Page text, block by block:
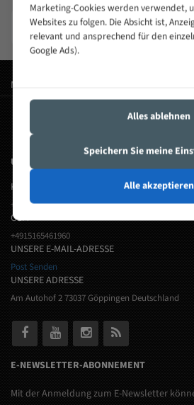
Heska
Bandsägeblätter
Flott
Bandsägeblätter
Meistgesuchte Wörter:
UNSERE KONTAKTINFORMATIONEN
KUNDENDIENST
+49 7161 6567199
GSM
+4915165461960
UNSERE E-MAIL-ADRESSE
Post Senden
UNSERE ADRESSE
Am Autohof 2 73037 Göppingen Deutschland
E-NEWSLETTER-ABONNEMENT
Mit der Anmeldung zum E-Newsletter
Marketing-Cookies werden verwendet,
Websites zu folgen. Die Absicht ist,
relevant und ansprechend für den
Google Ads).
Alles ablehnen
Speichern Sie meine
Alle akzeptieren